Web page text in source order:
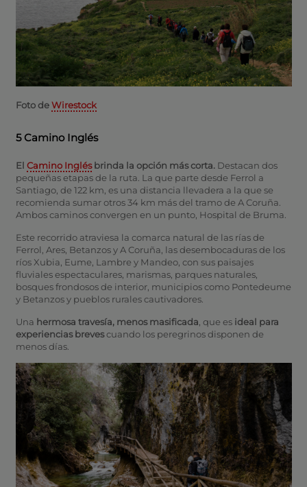
Foto deWirestock
5 Camino Inglés
El Camino Inglésbrinda la opción más corta.Destacan dos
pequeñas etapas de la ruta. La que parte desde Ferrol a
Santiago, de 122 km, es una distancia llevadera a la que se
recomienda sumar otros 34 km más del tramo de A Coruña.
Ambos caminos convergen en un punto, Hospital de Bruma.
Este recorrido atraviesa la comarca natural de las rías de
Ferrol, Ares, Betanzos y A Coruña, las desembocaduras de los
ríos Xubia, Eume, Lambre y Mandeo, con sus paisajes
fluviales espectaculares, marismas, parques naturales,
bosques frondosos de interior, municipios como Pontedeume
y Betanzos y pueblos rurales cautivadores.
Una hermosa travesía, menos masificada , que es ideal para
experiencias brevescuando los peregrinos disponen de
menos días.